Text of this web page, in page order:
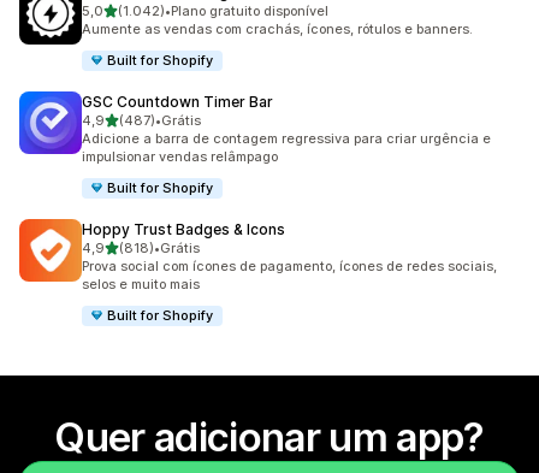
5,0de 5 estrelas
(1.042)
1042 avaliações ao todo
•Plano gratuito disponível
Aumente as vendas com crachás, ícones, rótulos e banners.
Built for Shopify
GSC Countdown Timer Bar
4,9de 5 estrelas
(487)
487 avaliações ao todo
•Grátis
Adicione a barra de contagem regressiva para criar urgência e
impulsionar vendas relâmpago
Built for Shopify
Hoppy Trust Badges & Icons
4,9de 5 estrelas
(818)
818 avaliações ao todo
•Grátis
Prova social com ícones de pagamento, ícones de redes sociais,
selos e muito mais
Built for Shopify
Quer adicionar um app?